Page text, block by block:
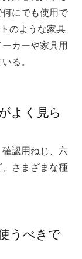
にでも使用で
のような家具
カーや家具用
る。
よく見ら
認用ねじ、六
さまざまな種
うべきで